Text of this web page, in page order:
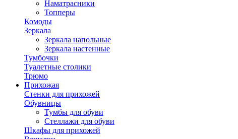
Наматрасники
Топперы
Комоды
Зеркала
Зеркала напольные
Зеркала настенные
Тумбочки
Туалетные столики
Трюмо
Прихожая
Стенки для прихожей
Обувницы
Тумбы для обуви
Стеллажи для обуви
Шкафы для прихожей